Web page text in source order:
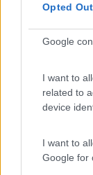
Opted Out
Google
I want to
related to
device
I want to
Google for